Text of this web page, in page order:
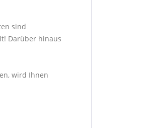
sind
Darüber hinaus
wird Ihnen